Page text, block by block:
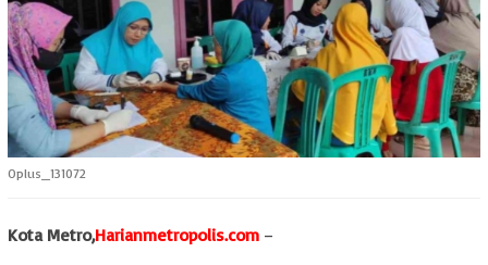
Oplus_131072
Kota Metro,Harianmetropolis.com –